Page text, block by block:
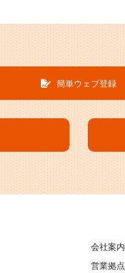
簡単ウェブ登録
会社案内
営業拠点